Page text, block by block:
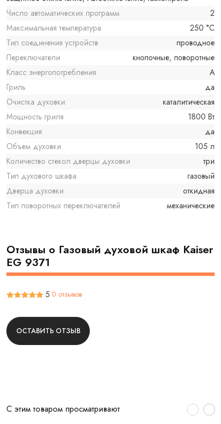
Число автоматических программ
2
Максимальная температура
250 °C
Тип соединения устройств
проводное
Переключатели
кнопочные, поворотные
Класс энергопотребления
A
Гриль
да
Очистка духовки
каталитическая
Мощность гриля
1800 Вт
Конвекция
да
Объем духовки
105 л
Количество стекол дверцы духовки
три
Тип духового шкафа
газовый
Дверца духовки
откидная
Тип поворотных переключателей
механические
Отзывы о Газовый духовой шкаф Kaiser
EG 9371
5 0 отзывов
ОСТАВИТЬ ОТЗЫВ
С этим товаром просматривают